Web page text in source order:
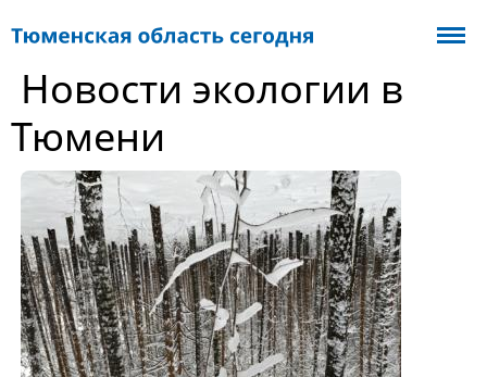
Новости экологии в
Тюмени